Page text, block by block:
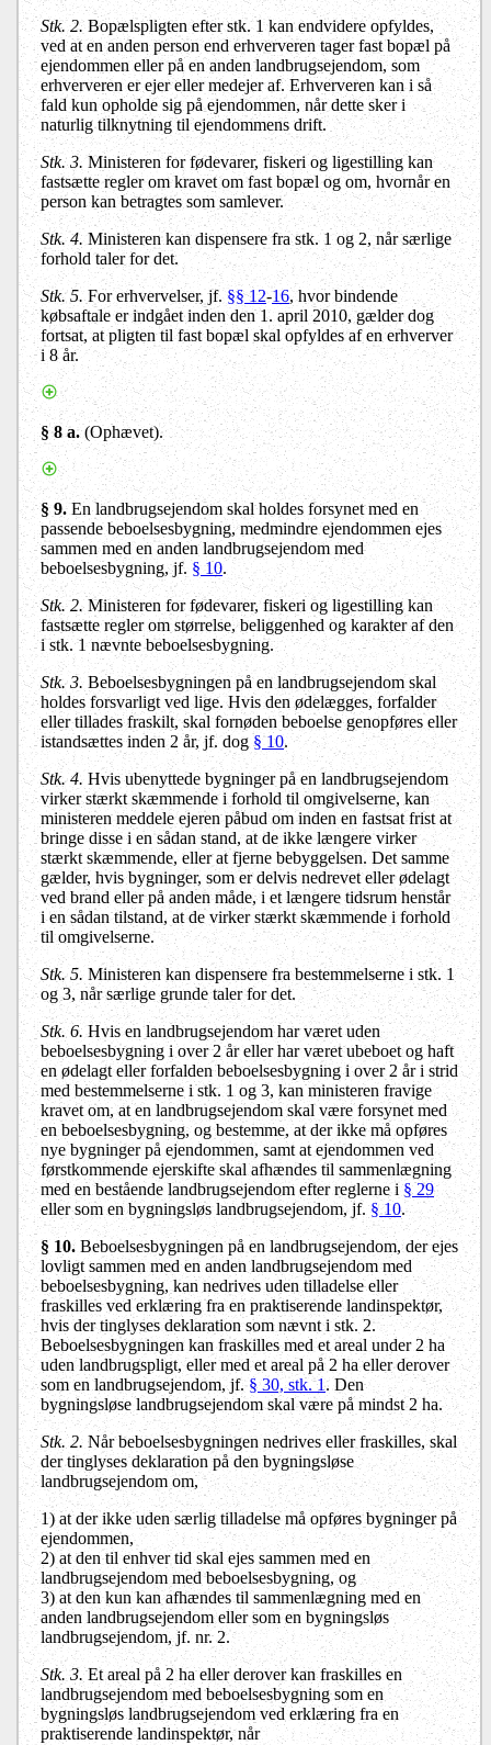
Stk. 2. Bopælspligten efter stk. 1 kan endvidere opfyldes,
ved at en anden person end erhververen tager fast bopæl på
ejendommen eller på en anden landbrugsejendom, som
erhververen er ejer eller medejer af. Erhververen kan i så
fald kun opholde sig på ejendommen, når dette sker i
naturlig tilknytning til ejendommens drift.
Stk. 3. Ministeren for fødevarer, fiskeri og ligestilling kan
fastsætte regler om kravet om fast bopæl og om, hvornår en
person kan betragtes som samlever.
Stk. 4. Ministeren kan dispensere fra stk. 1 og 2, når særlige
forhold taler for det.
Stk. 5. For erhvervelser, jf. §§ 12-16, hvor bindende
købsaftale er indgået inden den 1. april 2010, gælder dog
fortsat, at pligten til fast bopæl skal opfyldes af en erhverver
i 8 år.
§ 8 a. (Ophævet).
§ 9. En landbrugsejendom skal holdes forsynet med en
passende beboelsesbygning, medmindre ejendommen ejes
sammen med en anden landbrugsejendom med
beboelsesbygning, jf. § 10.
Stk. 2. Ministeren for fødevarer, fiskeri og ligestilling kan
fastsætte regler om størrelse, beliggenhed og karakter af den
i stk. 1 nævnte beboelsesbygning.
Stk. 3. Beboelsesbygningen på en landbrugsejendom skal
holdes forsvarligt ved lige. Hvis den ødelægges, forfalder
eller tillades fraskilt, skal fornøden beboelse genopføres eller
istandsættes inden 2 år, jf. dog § 10.
Stk. 4. Hvis ubenyttede bygninger på en landbrugsejendom
virker stærkt skæmmende i forhold til omgivelserne, kan
ministeren meddele ejeren påbud om inden en fastsat frist at
bringe disse i en sådan stand, at de ikke længere virker
stærkt skæmmende, eller at fjerne bebyggelsen. Det samme
gælder, hvis bygninger, som er delvis nedrevet eller ødelagt
ved brand eller på anden måde, i et længere tidsrum henstår
i en sådan tilstand, at de virker stærkt skæmmende i forhold
til omgivelserne.
Stk. 5. Ministeren kan dispensere fra bestemmelserne i stk. 1
og 3, når særlige grunde taler for det.
Stk. 6. Hvis en landbrugsejendom har været uden
beboelsesbygning i over 2 år eller har været ubeboet og haft
en ødelagt eller forfalden beboelsesbygning i over 2 år i strid
med bestemmelserne i stk. 1 og 3, kan ministeren fravige
kravet om, at en landbrugsejendom skal være forsynet med
en beboelsesbygning, og bestemme, at der ikke må opføres
nye bygninger på ejendommen, samt at ejendommen ved
førstkommende ejerskifte skal afhændes til sammenlægning
med en bestående landbrugsejendom efter reglerne i§ 29
eller som en bygningsløs landbrugsejendom, jf.§ 10.
§ 10. Beboelsesbygningen på en landbrugsejendom, der ejes
lovligt sammen med en anden landbrugsejendom med
beboelsesbygning, kan nedrives uden tilladelse eller
fraskilles ved erklæring fra en praktiserende landinspektør,
hvis der tinglyses deklaration som nævnt i stk. 2.
Beboelsesbygningen kan fraskilles med et areal under 2 ha
uden landbrugspligt, eller med et areal på 2 ha eller derover
som en landbrugsejendom, jf.§ 30, stk. 1. Den
bygningsløse landbrugsejendom skal være på mindst 2 ha.
Stk. 2. Når beboelsesbygningen nedrives eller fraskilles, skal
der tinglyses deklaration på den bygningsløse
landbrugsejendom om,
1) at der ikke uden særlig tilladelse må opføres bygninger på
ejendommen,
2) at den til enhver tid skal ejes sammen med en
landbrugsejendom med beboelsesbygning, og
3) at den kun kan afhændes til sammenlægning med en
anden landbrugsejendom eller som en bygningsløs
landbrugsejendom, jf. nr. 2.
Stk. 3. Et areal på 2 ha eller derover kan fraskilles en
landbrugsejendom med beboelsesbygning som en
bygningsløs landbrugsejendom ved erklæring fra en
praktiserende landinspektør, når